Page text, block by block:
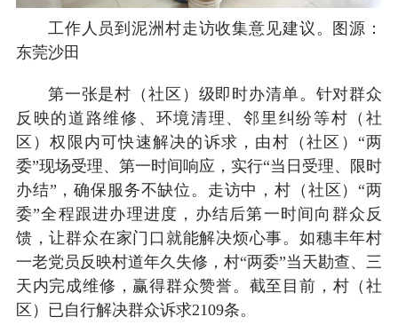
工作人员到泥洲村走访收集意见建议。图源：
东莞沙田
第一张是村（社区）级即时办清单。针对群众
反映的道路维修、环境清理、邻里纠纷等村（社
区）权限内可快速解决的诉求，由村（社区）“两
委”现场受理、第一时间响应，实行“当日受理、限时
办结”，确保服务不缺位。走访中，村（社区）“两
委”全程跟进办理进度，办结后第一时间向群众反
馈，让群众在家门口就能解决烦心事。如穗丰年村
一老党员反映村道年久失修，村“两委”当天勘查、三
天内完成维修，赢得群众赞誉。截至目前，村（社
区）已自行解决群众诉求2109条。